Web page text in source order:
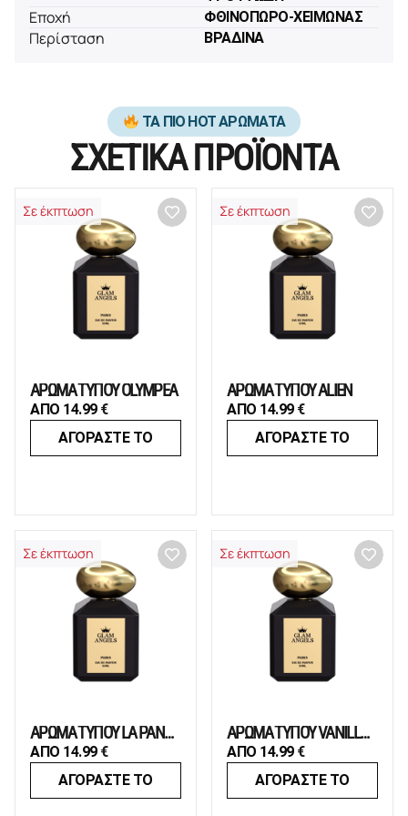
Εποχή ΦΘΙΝΟΠΩΡΟ-ΧΕΙΜΩΝΑΣ
Περίσταση ΒΡΑΔΙΝΑ
ΤΑ ΠΙΟ HOT ΑΡΩΜΑΤΑ
ΣΧΕΤΙΚΑ ΠΡΟΪΟΝΤΑ
Σε έκπτωση
ΑΡΩΜΑ ΤΥΠΟΥ OLYMPEA
ΑΠΟ 14.99 €
ΑΓΟΡΑΣΤΕ ΤΟ
Σε έκπτωση
ΑΡΩΜΑ ΤΥΠΟΥ ALIEN
ΑΠΟ 14.99 €
ΑΓΟΡΑΣΤΕ ΤΟ
Σε έκπτωση
ΑΡΩΜΑ ΤΥΠΟΥ LA PANTHÈRE
ΑΠΟ 14.99 €
ΑΓΟΡΑΣΤΕ ΤΟ
Σε έκπτωση
ΑΡΩΜΑ ΤΥΠΟΥ VANILLA ROYALE SUGARED PATCHOULI
ΑΠΟ 14.99 €
ΑΓΟΡΑΣΤΕ ΤΟ